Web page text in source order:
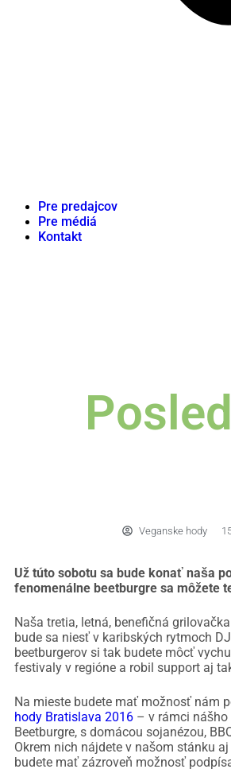
Pre predajcov
Pre médiá
Kontakt
Veganske hody
Už túto sobotu sa bude konať naša
fenomenálne beetburgre sa môžete
Naša tretia, letná, benefičná
bude sa niesť v karibských rytmoch
beetburgerov si tak budete môcť
festivaly v regióne a robil support aj
Na mieste budete mať možnosť nám
hody Bratislava 2016 – v rámci nášho
Beetburgre, s domácou sojanézou,
Okrem nich nájdete v našom stánku
budete mať zázroveň možnosť